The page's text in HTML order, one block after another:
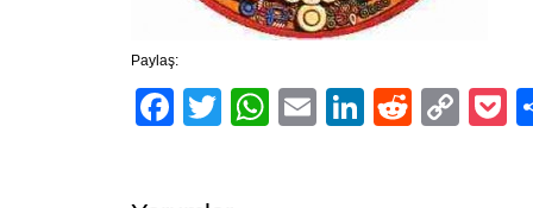
Paylaş:
Facebook
TwitterWhatsApp
EmailLinkedIn
Reddit